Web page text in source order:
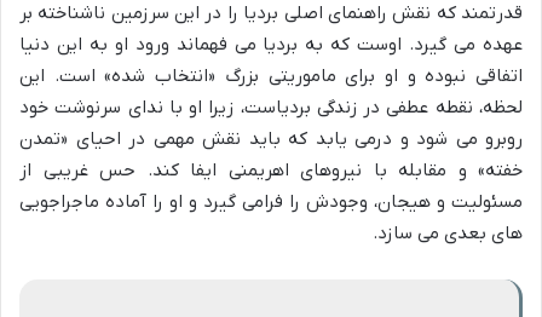
قدرتمند که نقش راهنمای اصلی بردیا را در این سرزمین ناشناخته بر
عهده می گیرد. اوست که به بردیا می فهماند ورود او به این دنیا
اتفاقی نبوده و او برای ماموریتی بزرگ «انتخاب شده» است. این
لحظه، نقطه عطفی در زندگی بردیاست، زیرا او با ندای سرنوشت خود
روبرو می شود و درمی یابد که باید نقش مهمی در احیای «تمدن
خفته» و مقابله با نیروهای اهریمنی ایفا کند. حس غریبی از
مسئولیت و هیجان، وجودش را فرامی گیرد و او را آماده ماجراجویی
های بعدی می سازد.